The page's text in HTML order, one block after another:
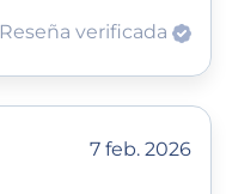
Reseña verificada
7 feb. 2026